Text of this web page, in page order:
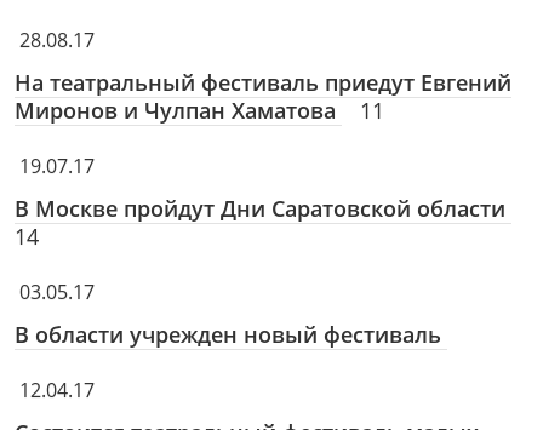
28.08.17
На театральный фестиваль приедут Евгений
Миронов и Чулпан Хаматова
11
19.07.17
В Москве пройдут Дни Саратовской области
14
03.05.17
В области учрежден новый фестиваль
12.04.17